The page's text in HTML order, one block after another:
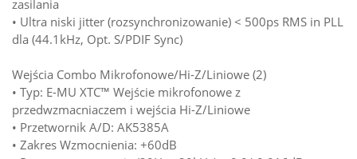
zasilania
• Ultra niski jitter (rozsynchronizowanie) < 500ps RMS in PLL
dla (44.1kHz, Opt. S/PDIF Sync)
Wejścia Combo Mikrofonowe/Hi-Z/Liniowe (2)
• Typ: E-MU XTC™ Wejście mikrofonowe z
przedwzmacniaczem i wejścia Hi-Z/Liniowe
• Przetwornik A/D: AK5385A
• Zakres Wzmocnienia: +60dB